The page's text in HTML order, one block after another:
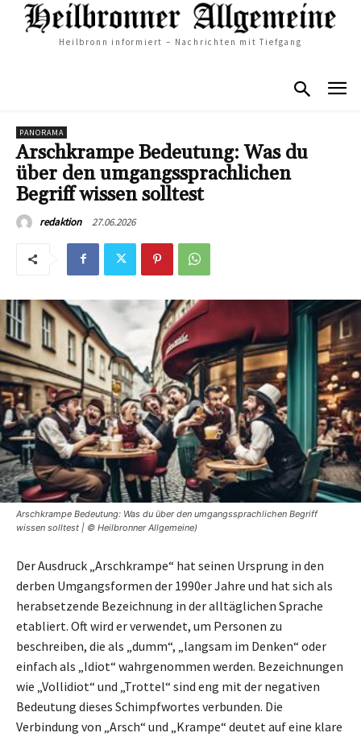
Heilbronn informiert – Nachrichten mit Tiefgang
PANORAMA
Arschkrampe Bedeutung: Was du
über den umgangssprachlichen
Begriff wissen solltest
redaktion 27.06.2026
Arschkrampe Bedeutung: Was du über den umgangssprachlichen Begriff
wissen solltest | © Heilbronner Allgemeine)
Der Ausdruck „Arschkrampe“ hat seinen Ursprung in den
derben Umgangsformen der 1990er Jahre und hat sich als
herabsetzende Bezeichnung in der alltäglichen Sprache
etabliert. Oft wird er verwendet, um Personen zu
beschreiben, die als „dumm“, „langsam im Denken“ oder
einfach als „Idiot“ wahrgenommen werden. Bezeichnungen
wie „Vollidiot“ und „Trottel“ sind eng mit der negativen
Bedeutung dieses Schimpfwortes verbunden. Die
Verbindung von „Arsch“ und „Krampe“ deutet auf eine klare